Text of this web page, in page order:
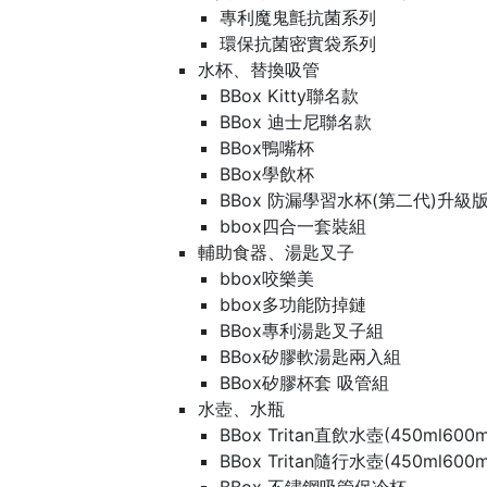
專利魔鬼氈抗菌系列
環保抗菌密實袋系列
水杯、替換吸管
BBox Kitty聯名款
BBox 迪士尼聯名款
BBox鴨嘴杯
BBox學飲杯
BBox 防漏學習水杯(第二代)升級版
bbox四合一套裝組
輔助食器、湯匙叉子
bbox咬樂美
bbox多功能防掉鏈
BBox專利湯匙叉子組
BBox矽膠軟湯匙兩入組
BBox矽膠杯套 吸管組
水壺、水瓶
BBox Tritan直飲水壺
BBox Tritan隨行水壺